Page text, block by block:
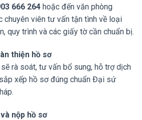
666 264 hoặc đến văn phòng
chuyên viên tư vấn tận tình về loại
quy trình và các giấy tờ cần chuẩn bị.
thiện hồ sơ
rà soát, tư vấn bổ sung, hỗ trợ dịch
xếp hồ sơ đúng chuẩn Đại sứ
nộp hồ sơ